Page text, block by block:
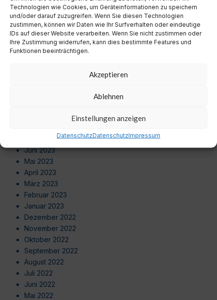
Technologien wie Cookies, um Geräteinformationen zu speichern
und/oder darauf zuzugreifen. Wenn Sie diesen Technologien
zustimmen, können wir Daten wie Ihr Surfverhalten oder eindeutige
IDs auf dieser Website verarbeiten. Wenn Sie nicht zustimmen oder
Ihre Zustimmung widerrufen, kann dies bestimmte Features und
Funktionen beeinträchtigen.
Akzeptieren
Ablehnen
Einstellungen anzeigen
DatenschutzDatenschutzImpressum
Juli 2024
Juni 2024
Mai 2024
April 2024
März 2024
September 2023
Juni 2023
Mai 2023
April 2023
März 2023
Februar 2023
Januar 2023
Dezember 2022
November 2022
Oktober 2022
September 2022
August 2022
Juli 2022
Juni 2022
Mai 2022